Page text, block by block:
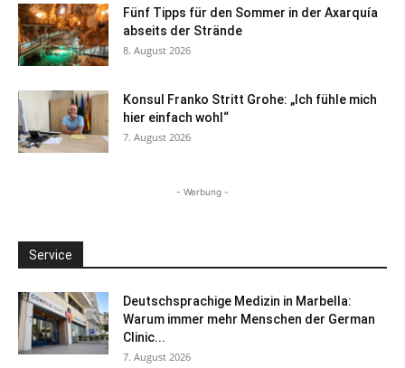
Fünf Tipps für den Sommer in der Axarquía
abseits der Strände
8. August 2026
Konsul Franko Stritt Grohe: „Ich fühle mich
hier einfach wohl“
7. August 2026
- Werbung -
Service
Deutschsprachige Medizin in Marbella:
Warum immer mehr Menschen der German
Clinic...
7. August 2026